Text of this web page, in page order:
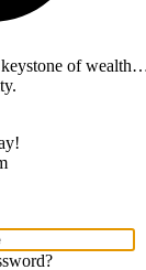
of